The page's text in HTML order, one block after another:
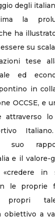
degli
la
ha
su
tese
ed
in
OCCSE, e
attraverso
suo
e il valore-
in
le proprie
propri
obiettivo a